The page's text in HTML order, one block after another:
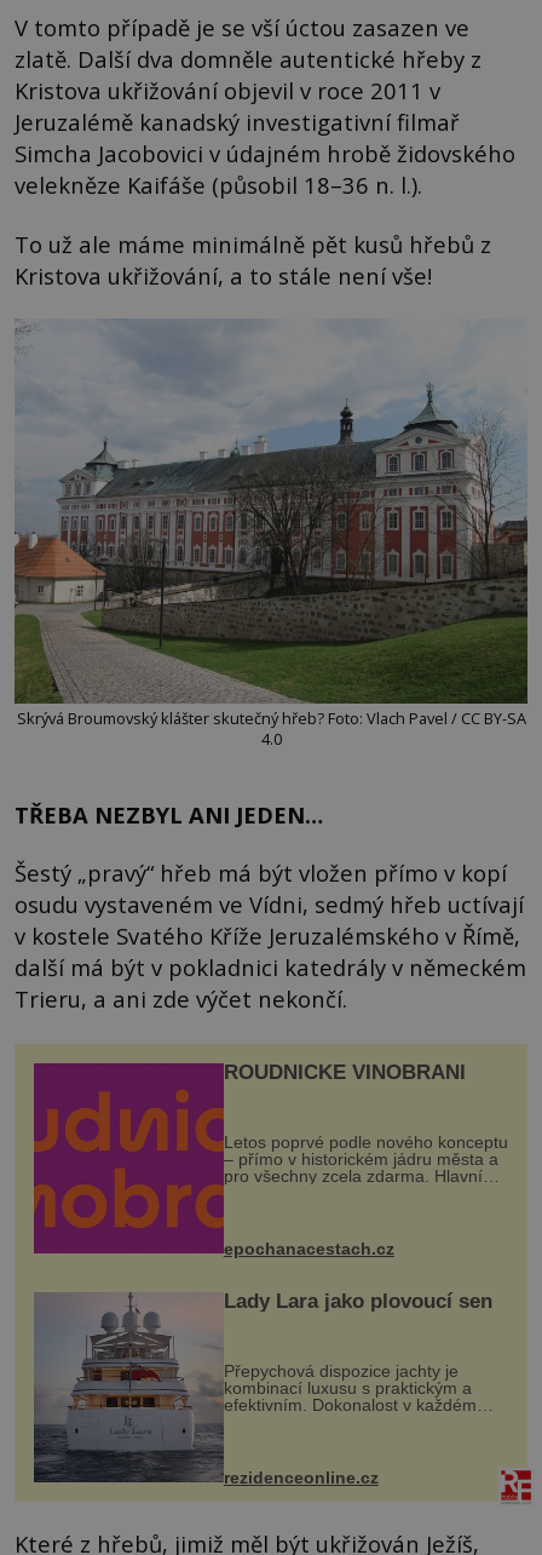
V tomto případě je se vší úctou zasazen ve
zlatě. Další dva domněle autentické hřeby z
Kristova ukřižování objevil v roce 2011 v
Jeruzalémě kanadský investigativní filmař
Simcha Jacobovici v údajném hrobě židovského
velekněze Kaifáše (působil 18–36 n. l.).
To už ale máme minimálně pět kusů hřebů z
Kristova ukřižování, a to stále není vše!
Skrývá Broumovský klášter skutečný hřeb? Foto: Vlach Pavel / CC BY-SA
4.0
TŘEBA NEZBYL ANI JEDEN…
Šestý „pravý“ hřeb má být vložen přímo v kopí
osudu vystaveném ve Vídni, sedmý hřeb uctívají
v kostele Svatého Kříže Jeruzalémského v Římě,
další má být v pokladnici katedrály v německém
Trieru, a ani zde výčet nekončí.
ROUDNICKÉ VINOBRANÍ
Letos poprvé podle nového konceptu
– přímo v historickém jádru města a
pro všechny zcela zdarma. Hlavní
program se odehraje na Karlově a
mohou těšit na víno, burčák, pes...
epochanacestach.cz
Lady Lara jako plovoucí sen
Přepychová dispozice jachty je
kombinací luxusu s praktickým a
efektivním. Dokonalost v každém
detailu představuje značka Fendi
Casa, kterou byly vybaveny její
paluby. Monacký přístav nabízí
každoročn...
rezidenceonline.cz
Které z hřebů, jimiž měl být ukřižován Ježíš,